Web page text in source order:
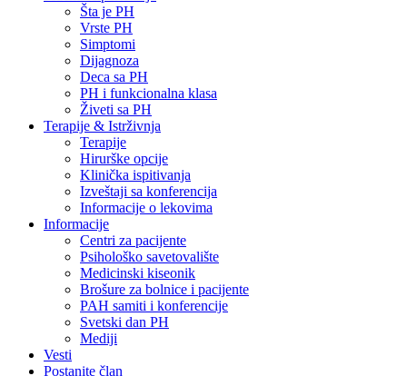
Šta je PH
Vrste PH
Simptomi
Dijagnoza
Deca sa PH
PH i funkcionalna klasa
Živeti sa PH
Terapije & Istrživnja
Terapije
Hirurške opcije
Klinička ispitivanja
Izveštaji sa konferencija
Informacije o lekovima
Informacije
Centri za pacijente
Psihološko savetovalište
Medicinski kiseonik
Brošure za bolnice i pacijente
PAH samiti i konferencije
Svetski dan PH
Mediji
Vesti
Postanite član